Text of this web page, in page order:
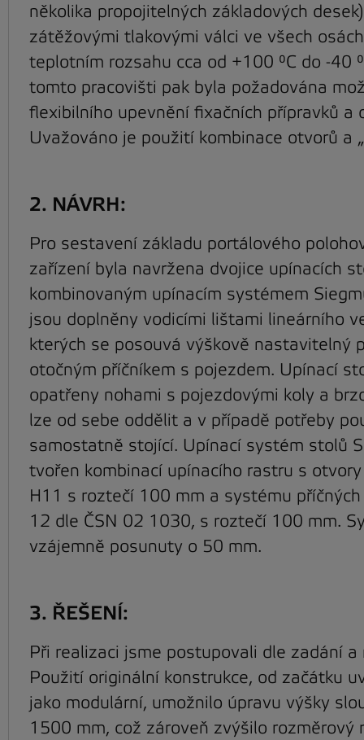
několika propojitelných základových
zátěžovými tlakovými válci ve všech
teplotním rozsahu cca od +100 °C do -40
tomto pracovišti pak byla požadována
flexibilního upevnění fixačních přípravků a
Uvažováno je použití kombinace otvorů a
2. NÁVRH:
Pro sestavení základu portálového
zařízení byla navržena dvojice upínacích
kombinovaným upínacím systémem
jsou doplněny vodicími lištami lineárního
kterých se posouvá výškově nastavitelný
otočným příčníkem s pojezdem. Upínací
opatřeny nohami s pojezdovými koly a
lze od sebe oddělit a v případě potřeby
samostatně stojící. Upínací systém stolů
tvořen kombinací upínacího rastru s
H11 s roztečí 100 mm a systému příčných
12 dle ČSN 02 1030, s roztečí 100 mm.
vzájemně posunuty o 50 mm.
3. ŘEŠENÍ:
Při realizaci jsme postupovali dle zadání a
Použití originální konstrukce, od začátku
jako modulární, umožnilo úpravu výšky
1500 mm, což zároveň zvýšilo rozměrový